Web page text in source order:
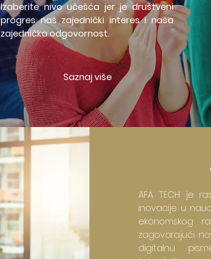
Izaberite nivo učešća jer je društveni
progres naš zajednički interes i naša
zajednička odgovornost.
Saznaj više
AFA TECH je
inovacije u
ekonomskog
zagovarajući
digitalnu